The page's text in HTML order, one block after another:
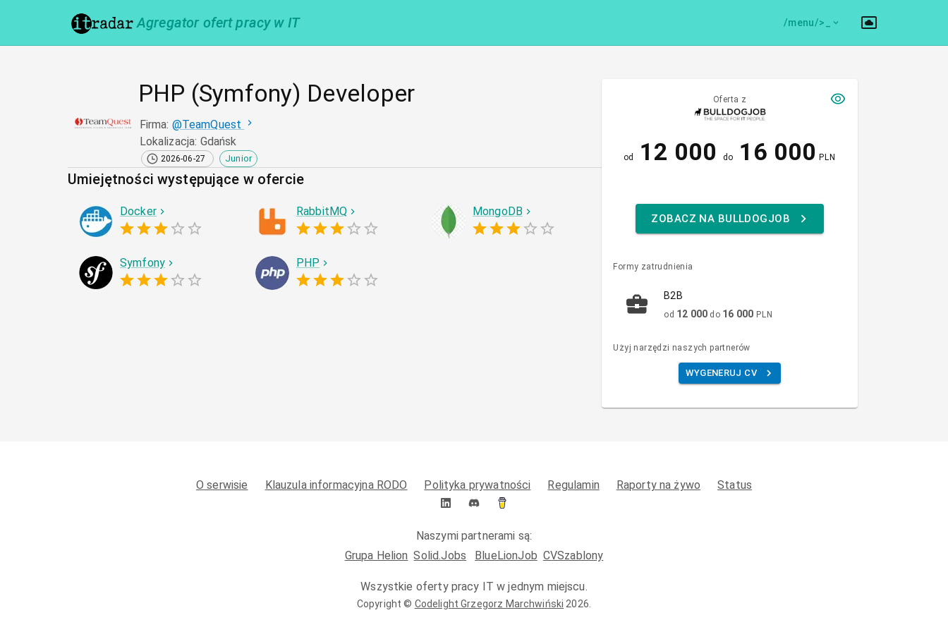
Agregator ofert pracy w IT /menu/>
PHP (Symfony) Developer
Firma: @TeamQuest
Lokalizacja: Gdańsk
2026-06-27 Junior
Umiejętności występujące w ofercie
Docker RabbitMQ MongoDB
Symfony PHP
Oferta z
od 12 000 do 16 000 PLN
ZOBACZ NA BULLDOGJOB
Formy zatrudnienia
B2B
od 12 000 do 16 000 PLN
Użyj narzędzi naszych partnerów
WYGENERUJ CV
O serwisie Klauzula informacyjna RODO Polityka prywatności Regulamin Raporty na żywo Status
Naszymi partnerami są:
Grupa Helion Solid.Jobs BlueLionJob CVSzablony
Wszystkie oferty pracy IT w jednym miejscu.
Copyright © Codelight Grzegorz Marchwiński 2026